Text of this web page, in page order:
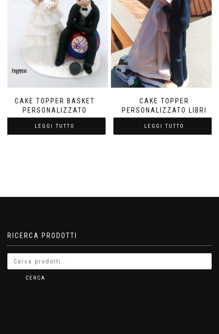
CAKE TOPPER BASKET
PERSONALIZZATO
LEGGI TUTTO
CAKE TOPPER
PERSONALIZZATO LIBRI
LEGGI TUTTO
RICERCA PRODOTTI
CERCA